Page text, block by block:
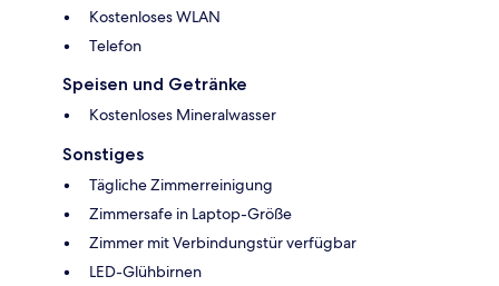
Kostenloses WLAN
Telefon
Speisen und Getränke
Kostenloses Mineralwasser
Sonstiges
Tägliche Zimmerreinigung
Zimmersafe in Laptop-Größe
Zimmer mit Verbindungstür verfügbar
LED-Glühbirnen